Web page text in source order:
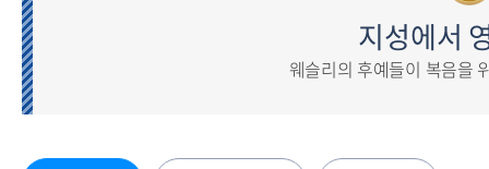
지성에서
웨슬리의 후예들이 복음을